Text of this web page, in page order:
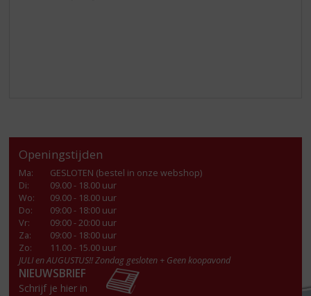
Openingstijden
Ma:
GESLOTEN (bestel in onze webshop)
Di:
09.00 - 18.00 uur
Wo:
09.00 - 18.00 uur
Do:
09:00 - 18:00 uur
Vr:
09:00 - 20:00 uur
Za:
09:00 - 18:00 uur
Zo:
11.00 - 15.00 uur
JULI en AUGUSTUS!! Zondag gesloten + Geen koopavond
NIEUWSBRIEF
Schrijf je hier in